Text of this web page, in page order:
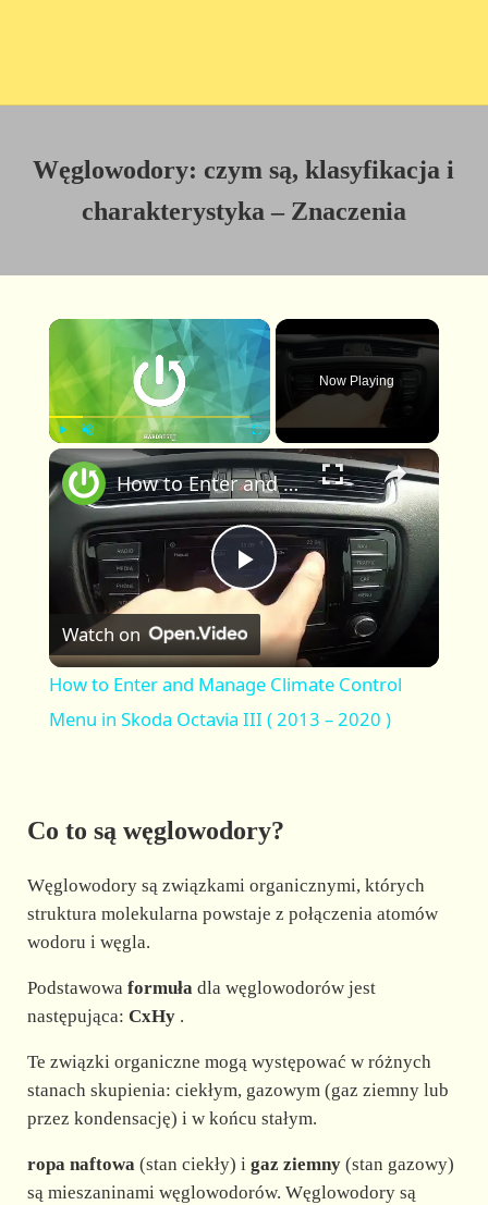
Węglowodory: czym są, klasyfikacja i
charakterystyka – Znaczenia
×
l n
m
u
t
F
u
l
l
c
e
e
n
Now Playing
×
P
l
a
V
i
d
o
How to Enter and Manage Climate Control Menu in Skoda Octavia III ( 2013 – 2020 )
Watch on
How to Enter and Manage Climate Control
Menu in Skoda Octavia III ( 2013 – 2020 )
Co to są węglowodory?
Węglowodory są związkami organicznymi, których
struktura molekularna powstaje z połączenia atomów
wodoru i węgla.
Podstawowa formuładla węglowodorów jest
następująca: CxHy.
Te związki organiczne mogą występować w różnych
stanach skupienia: ciekłym, gazowym (gaz ziemny lub
przez kondensację) i w końcu stałym.
ropa naftowa(stan ciekły) i gaz ziemny(stan gazowy)
są mieszaninami węglowodorów. Węglowodory są